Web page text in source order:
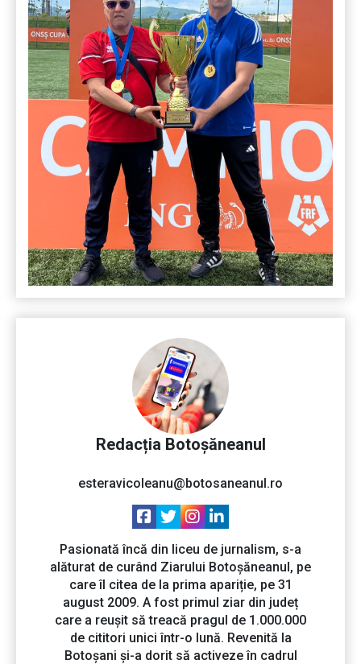
Redacția Botoșăneanul
esteravicoleanu@botosaneanul.ro
Pasionată încă din liceu de jurnalism, s-a
alăturat de curând Ziarului Botoșăneanul, pe
care îl citea de la prima apariție, pe 31
august 2009. A fost primul ziar din județ
care a reușit să treacă pragul de 1.000.000
de cititori unici într-o lună. Revenită la
Botoșani și-a dorit să activeze în cadrul